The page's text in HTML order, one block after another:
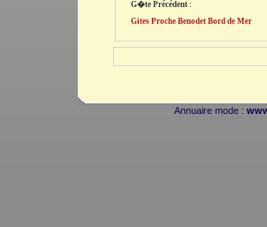
G�te Précédent :
Gites Proche Benodet Bord de Mer
Annuaire mode :